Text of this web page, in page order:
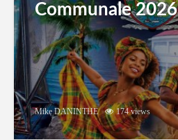
Communale 2026
Mike DANINTHE 174 views